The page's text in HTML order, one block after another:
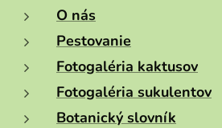
O nás
Pestovanie
Fotogaléria kaktusov
Fotogaléria sukulentov
Botanický slovník